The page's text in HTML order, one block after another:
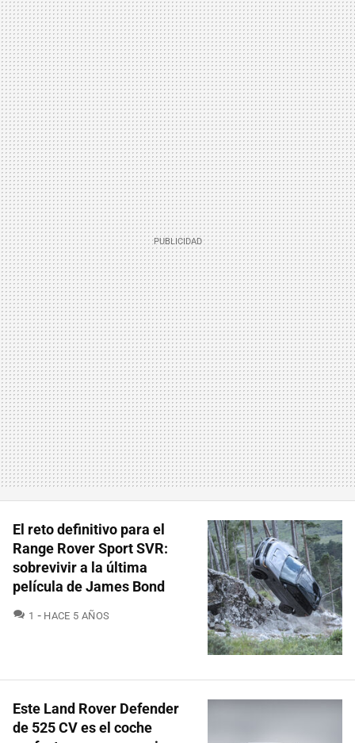
El reto definitivo para el
Range Rover Sport SVR:
sobrevivir a la última
película de James Bond
1 COMENTARIOS
HACE 5 AÑOS
Este Land Rover Defender
de 525 CV es el coche